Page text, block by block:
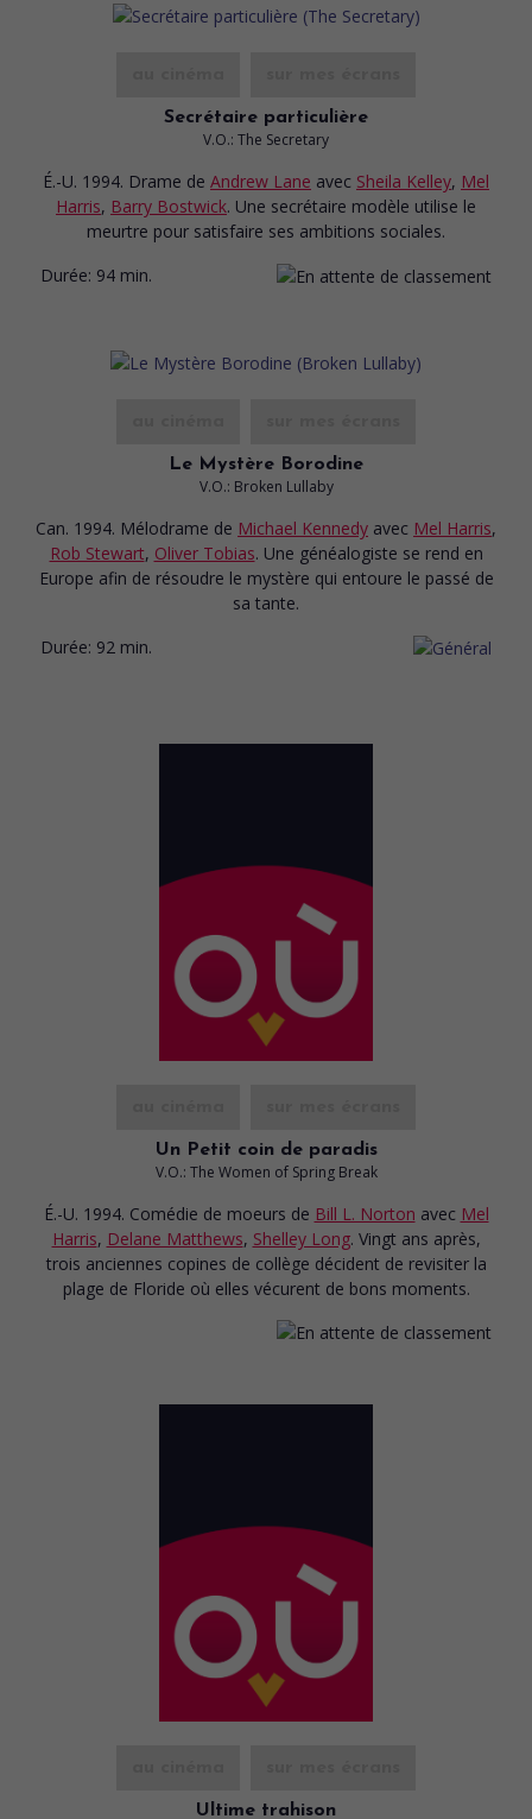
Secrétaire particulière
V.O.: The Secretary
É.-U. 1994. Drame de Andrew Lane avec Sheila Kelley, Mel
Harris, Barry Bostwick. Une secrétaire modèle utilise le
meurtre pour satisfaire ses ambitions sociales.
Durée: 94 min.
Le Mystère Borodine
V.O.: Broken Lullaby
Can. 1994. Mélodrame de Michael Kennedy avec Mel Harris,
Rob Stewart, Oliver Tobias. Une généalogiste se rend en
Europe afin de résoudre le mystère qui entoure le passé de
sa tante.
Durée: 92 min.
Un Petit coin de paradis
V.O.: The Women of Spring Break
É.-U. 1994. Comédie de moeurs de Bill L. Norton avec Mel
Harris, Delane Matthews, Shelley Long. Vingt ans après,
trois anciennes copines de collège décident de revisiter la
plage de Floride où elles vécurent de bons moments.
Ultime trahison